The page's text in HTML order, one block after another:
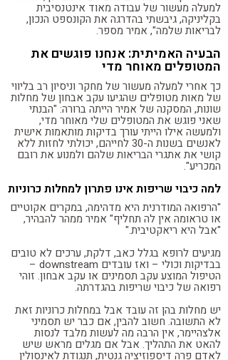
למעלה מעשור של עבודה מאוד אינטנסיבית
בקליניקה, גיבשתי בהדרגה את הקונספט הנכון,
לבריאות שלמה", אמיר מספר.
הבעיה האמיתית: אנחנו פוגשים את
המטופלים מאוחר מדי
כך אחרי למעלה מעשור של מחקר וניסיון רב בליווי
של מאות מטופלים שהגיעו עקב אבחון של מחלות
שונות, המסקנה של אמיר הייתה ברורה:"הבנתי
שאני פוגש את המטופלים שלי מאוחר מדי,
ולמעשה אילו הייתי עורך בדיקות מותאמות אישית
לאנשים בשנות ה-30 לחייהם, יכולתי לחזות ללא
קושי את אתגרי הבריאות שלהם ולמנוע את רובם
המכריע".
למה כיבוי שריפות אינו פתרון למחלות כרוניות
"הרפואה המודרנית היא מדהימה, במקרים אקוטיים
או טראומה אין לה תחליף" אמיר ממהר להבהיר,
"אבל היא ריאקטיבית."
מגיעים לרופא בגלל כאב, דלקת, ערכים לא טובים
בבדיקות וכולי – ואז עובדים downstream –
הטיפול המוצע עקב תסמינים או עקב אבחון. זוהי
רפואה של כיבוי שריפות בהגדרתה.
יש מחלות בהן זה עובד אבל במחלות כרוניות זאת
לא התשובה. חשוב להבין, אם כבר יש תסמיני
אלצהיימר, אין הרבה מה לעשות מלבד לנסות
להאט את התהליך. אבל אם מגלים מראש שיש
לאדם פרה דיספוזיציה גנטית, תנגודת לאינסולין